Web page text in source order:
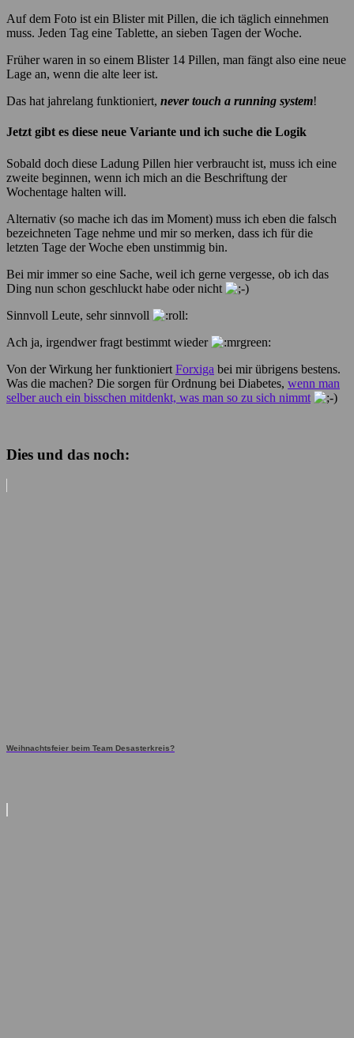
Auf dem Foto ist ein Blister mit Pillen, die ich täglich einnehmen
muss. Jeden Tag eine Tablette, an sieben Tagen der Woche.
Früher waren in so einem Blister 14 Pillen, man fängt also eine neue
Lage an, wenn die alte leer ist.
Das hat jahrelang funktioniert, never touch a running system!
Jetzt gibt es diese neue Variante und ich suche die Logik
Sobald doch diese Ladung Pillen hier verbraucht ist, muss ich eine
zweite beginnen, wenn ich mich an die Beschriftung der
Wochentage halten will.
Alternativ (so mache ich das im Moment) muss ich eben die falsch
bezeichneten Tage nehme und mir so merken, dass ich für die
letzten Tage der Woche eben unstimmig bin.
Bei mir immer so eine Sache, weil ich gerne vergesse, ob ich das
Ding nun schon geschluckt habe oder nicht
Sinnvoll Leute, sehr sinnvoll
Ach ja, irgendwer fragt bestimmt wieder
Von der Wirkung her funktioniert Forxiga bei mir übrigens bestens.
Was die machen? Die sorgen für Ordnung bei Diabetes, wenn man
selber auch ein bisschen mitdenkt, was man so zu sich nimmt
Dies und das noch:
Weihnachtsfeier beim Team Desasterkreis?